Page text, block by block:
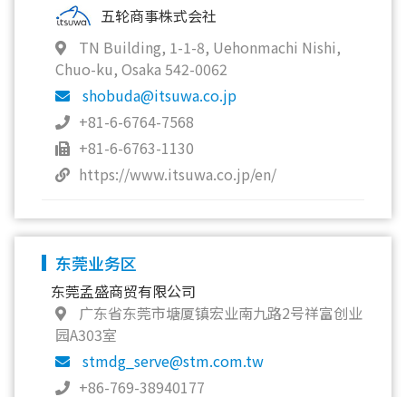
五轮商事株式会社
TN Building, 1-1-8, Uehonmachi Nishi,
Chuo-ku, Osaka 542-0062
shobuda@itsuwa.co.jp
+81-6-6764-7568
+81-6-6763-1130
https://www.itsuwa.co.jp/en/
东莞业务区
东莞孟盛商贸有限公司
广东省东莞市塘厦镇宏业南九路2号祥富创业
园A303室
stmdg_serve@stm.com.tw
+86-769-38940177